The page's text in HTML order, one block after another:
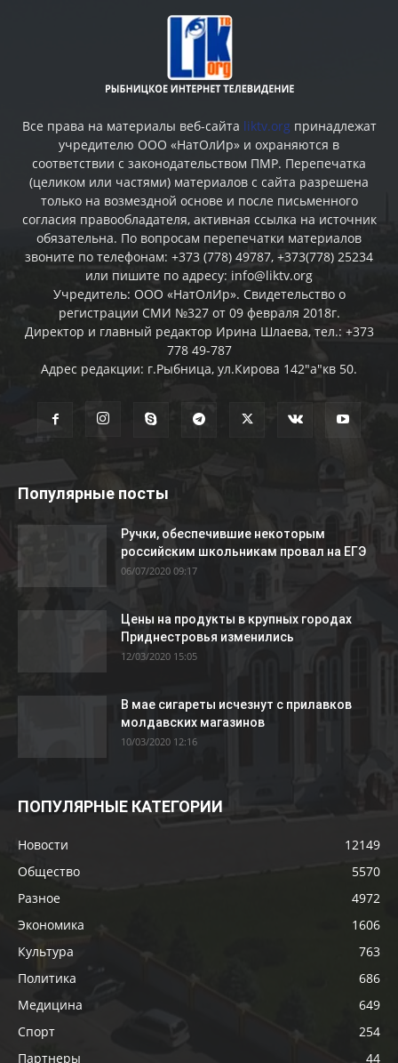
Все права на материалы веб-сайта liktv.org принадлежат
учредителю ООО «НатОлИр» и охраняются в
соответствии с законодательством ПМР. Перепечатка
(целиком или частями) материалов c сайта разрешена
только на возмездной основе и после письменного
согласия правообладателя, активная ссылка на источник
обязательна. По вопросам перепечатки материалов
звоните по телефонам: +373 (778) 49787, +373(778) 25234
или пишите по адресу: info@liktv.org
Учредитель: ООО «НатОлИр». Свидетельство о
регистрации СМИ №327 от 09 февраля 2018г.
Директор и главный редактор Ирина Шлаева, тел.: +373
778 49-787
Адрес редакции: г.Рыбница, ул.Кирова 142"а"кв 50.
Популярные посты
Ручки, обеспечившие некоторым
российским школьникам провал на ЕГЭ
06/07/2020 09:17
Цены на продукты в крупных городах
Приднестровья изменились
12/03/2020 15:05
В мае сигареты исчезнут с прилавков
молдавских магазинов
10/03/2020 12:16
ПОПУЛЯРНЫЕ КАТЕГОРИИ
Новости
12149
Общество
5570
Разное
4972
Экономика
1606
Культура
763
Политика
686
Медицина
649
Спорт
254
Партнеры
44